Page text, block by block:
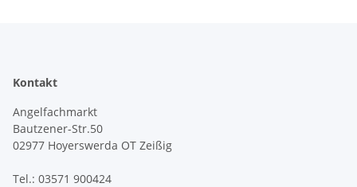
Kontakt
Angelfachmarkt
Bautzener-Str.50
02977 Hoyerswerda OT Zeißig
Tel.: 03571 900424